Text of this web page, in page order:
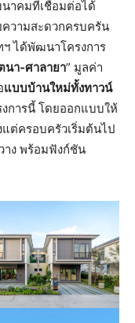
นาคมที่เชื่อมต่อได้
วามสะดวกครบครัน
ฯ ได้พัฒนาโครงการ
นา-ศาลายา” มูลค่า
แบบบ้านใหม่ทั้งทาวน์
งการนี้ โดยออกแบบให้
ต่ครอบครัวเริ่มต้นไป
าง พร้อมฟังก์ชัน